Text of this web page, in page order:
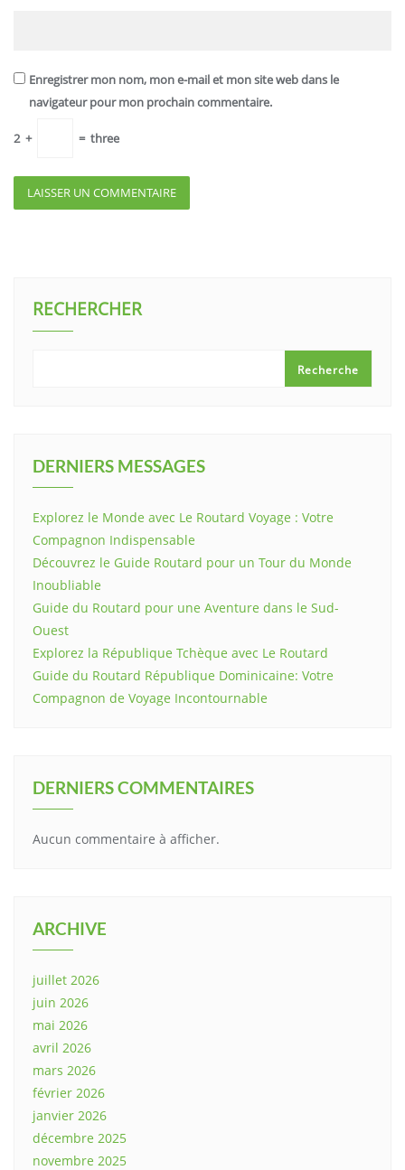
Enregistrer mon nom, mon e-mail et mon site web dans le
navigateur pour mon prochain commentaire.
2 + = three
RECHERCHER
Recherche
DERNIERS MESSAGES
Explorez le Monde avec Le Routard Voyage : Votre
Compagnon Indispensable
Découvrez le Guide Routard pour un Tour du Monde
Inoubliable
Guide du Routard pour une Aventure dans le Sud-
Ouest
Explorez la République Tchèque avec Le Routard
Guide du Routard République Dominicaine: Votre
Compagnon de Voyage Incontournable
DERNIERS COMMENTAIRES
Aucun commentaire à afficher.
ARCHIVE
juillet 2026
juin 2026
mai 2026
avril 2026
mars 2026
février 2026
janvier 2026
décembre 2025
novembre 2025